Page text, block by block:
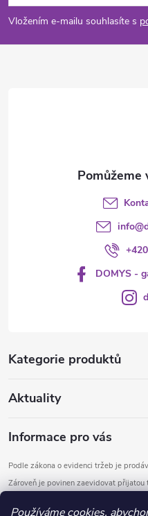
Používáme cookies,
p
a
Vložením e-mailu souhlasíte s
Kategorie produktů
Aktuality
Informace pro vás
Podle zákona o evidenci tržeb je
Zároveň je povinen zaevidovat
info@
DOMYS -